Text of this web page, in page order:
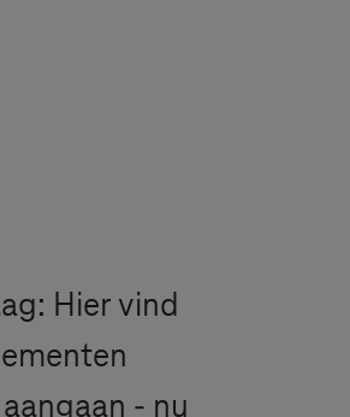
Hier vind
- nu